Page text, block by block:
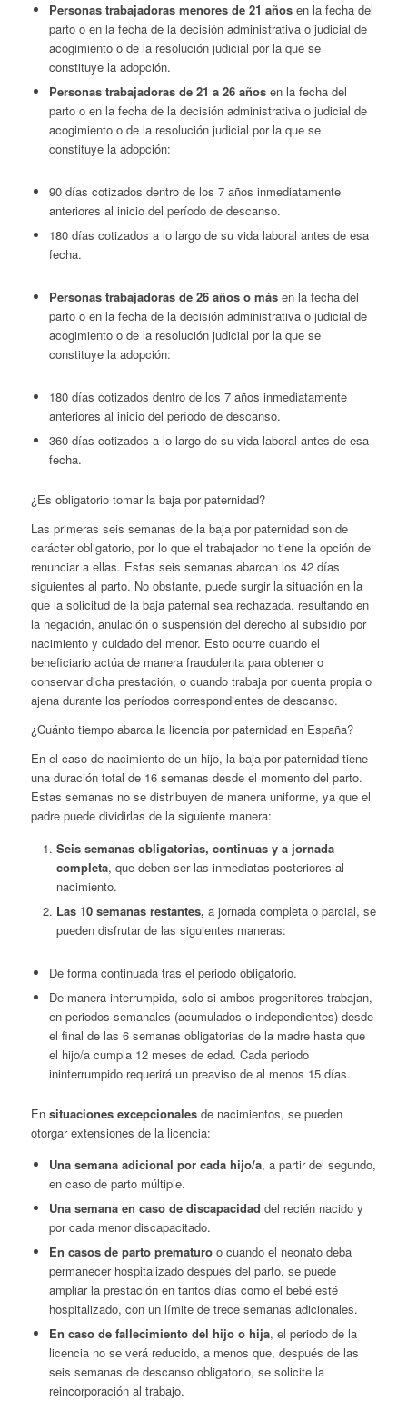
Personas trabajadoras menores de 21 añosen la fecha del
parto o en la fecha de la decisión administrativa o judicial de
acogimiento o de la resolución judicial por la que se
constituye la adopción.
Personas trabajadoras de 21 a 26 añosen la fecha del
parto o en la fecha de la decisión administrativa o judicial de
acogimiento o de la resolución judicial por la que se
constituye la adopción:
90 días cotizados dentro de los 7 años inmediatamente
anteriores al inicio del período de descanso.
180 días cotizados a lo largo de su vida laboral antes de esa
fecha.
Personas trabajadoras de 26 años o másen la fecha del
parto o en la fecha de la decisión administrativa o judicial de
acogimiento o de la resolución judicial por la que se
constituye la adopción:
180 días cotizados dentro de los 7 años inmediatamente
anteriores al inicio del período de descanso.
360 días cotizados a lo largo de su vida laboral antes de esa
fecha.
¿Es obligatorio tomar la baja por paternidad?
Las primeras seis semanas de la baja por paternidad son de
carácter obligatorio, por lo que el trabajador no tiene la opción de
renunciar a ellas. Estas seis semanas abarcan los 42 días
siguientes al parto. No obstante, puede surgir la situación en la
que la solicitud de la baja paternal sea rechazada, resultando en
la negación, anulación o suspensión del derecho al subsidio por
nacimiento y cuidado del menor. Esto ocurre cuando el
beneficiario actúa de manera fraudulenta para obtener o
conservar dicha prestación, o cuando trabaja por cuenta propia o
ajena durante los períodos correspondientes de descanso.
¿Cuánto tiempo abarca la licencia por paternidad en España?
En el caso de nacimiento de un hijo, la baja por paternidad tiene
una duración total de 16 semanas desde el momento del parto.
Estas semanas no se distribuyen de manera uniforme, ya que el
padre puede dividirlas de la siguiente manera:
Seis semanas obligatorias, continuas y a jornada
completa, que deben ser las inmediatas posteriores al
nacimiento.
Las 10 semanas restantes, a jornada completa o parcial, se
pueden disfrutar de las siguientes maneras:
De forma continuada tras el periodo obligatorio.
De manera interrumpida, solo si ambos progenitores trabajan,
en periodos semanales (acumulados o independientes) desde
el final de las 6 semanas obligatorias de la madre hasta que
el hijo/a cumpla 12 meses de edad. Cada periodo
ininterrumpido requerirá un preaviso de al menos 15 días.
En situaciones excepcionalesde nacimientos, se pueden
otorgar extensiones de la licencia:
Una semana adicional por cada hijo/a, a partir del segundo,
en caso de parto múltiple.
Una semana en caso de discapacidad del recién nacido y
por cada menor discapacitado.
En casos de parto prematuroo cuando el neonato deba
permanecer hospitalizado después del parto, se puede
ampliar la prestación en tantos días como el bebé esté
hospitalizado, con un límite de trece semanas adicionales.
En caso de fallecimiento del hijo o hija, el periodo de la
licencia no se verá reducido, a menos que, después de las
seis semanas de descanso obligatorio, se solicite la
reincorporación al trabajo.